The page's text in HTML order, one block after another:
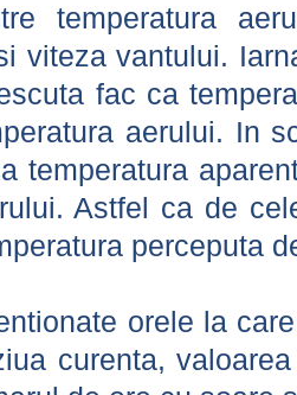
temperatura
viteza vantului.
fac ca
aerului. In
temperatura
Astfel ca de
perceputa
orele la
curenta,